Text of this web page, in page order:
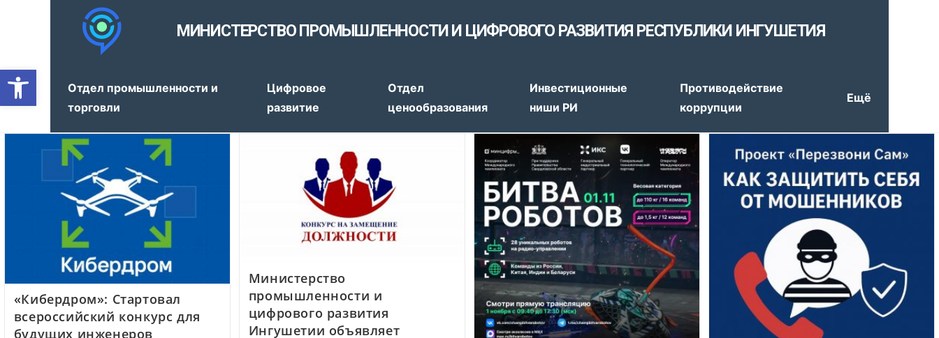
Открыть панель инструментов
МИНИСТЕРСТВО ПРОМЫШЛЕННОСТИ И ЦИФРОВОГО РАЗВИТИЯ РЕСПУБЛИКИ ИНГУШЕТИЯ
Отдел промышленности и
торговли
Цифровое
развитие
Отдел
ценообразования
Инвестиционные
ниши РИ
Противодействие
коррупции
Ещё
«Кибердром»: Стартовал
всероссийский конкурс для
будущих инженеров
Министерство
промышленности и
цифрового развития
Ингушетии объявляет